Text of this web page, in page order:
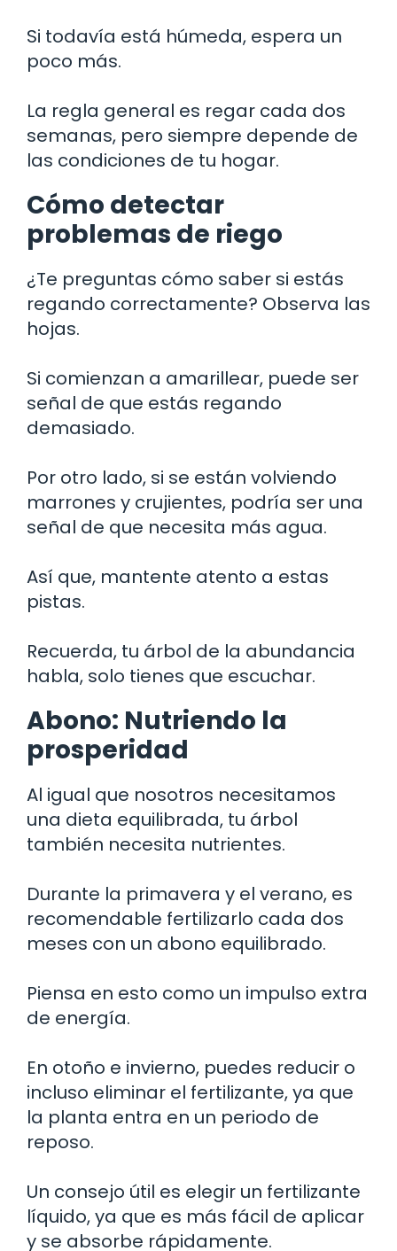
Si todavía está húmeda, espera un
poco más.
La regla general es regar cada dos
semanas, pero siempre depende de
las condiciones de tu hogar.
Cómo detectar
problemas de riego
¿Te preguntas cómo saber si estás
regando correctamente? Observa las
hojas.
Si comienzan a amarillear, puede ser
señal de que estás regando
demasiado.
Por otro lado, si se están volviendo
marrones y crujientes, podría ser una
señal de que necesita más agua.
Así que, mantente atento a estas
pistas.
Recuerda, tu árbol de la abundancia
habla, solo tienes que escuchar.
Abono: Nutriendo la
prosperidad
Al igual que nosotros necesitamos
una dieta equilibrada, tu árbol
también necesita nutrientes.
Durante la primavera y el verano, es
recomendable fertilizarlo cada dos
meses con un abono equilibrado.
Piensa en esto como un impulso extra
de energía.
En otoño e invierno, puedes reducir o
incluso eliminar el fertilizante, ya que
la planta entra en un periodo de
reposo.
Un consejo útil es elegir un fertilizante
líquido, ya que es más fácil de aplicar
y se absorbe rápidamente.